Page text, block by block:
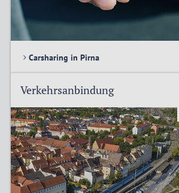
Carsharing in Pirna
Verkehrsanbindung